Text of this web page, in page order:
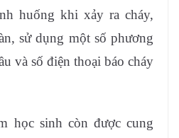
huống khi xảy ra cháy,
sử dụng một số phương
và số điện thoại báo cháy
học sinh còn được cung